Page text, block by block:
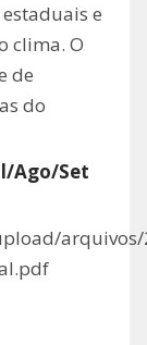
e
clima. O
de
do
Ago/Set